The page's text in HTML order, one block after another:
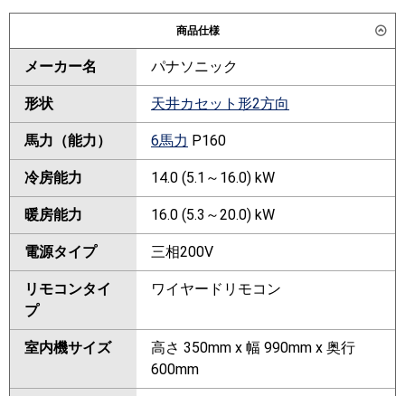
商品仕様
メーカー名 パナソニック
形状 天井カセット形2方向
馬力（能力） 6馬力 P160
冷房能力 14.0 (5.1～16.0) kW
暖房能力 16.0 (5.3～20.0) kW
電源タイプ 三相200V
リモコンタイ
プ
ワイヤードリモコン
室内機サイズ
高さ 350mm x 幅 990mm x 奥行
600mm